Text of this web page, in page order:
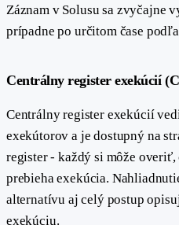
Záznam v Solusu sa zvyčajne
prípadne po určitom čase
Centrálny register exekúcií
Centrálny register exekúcií
exekútorov a je dostupný na
register - každý si môže
prebieha exekúcia.
alternatívu aj celý postup
exekúciu.